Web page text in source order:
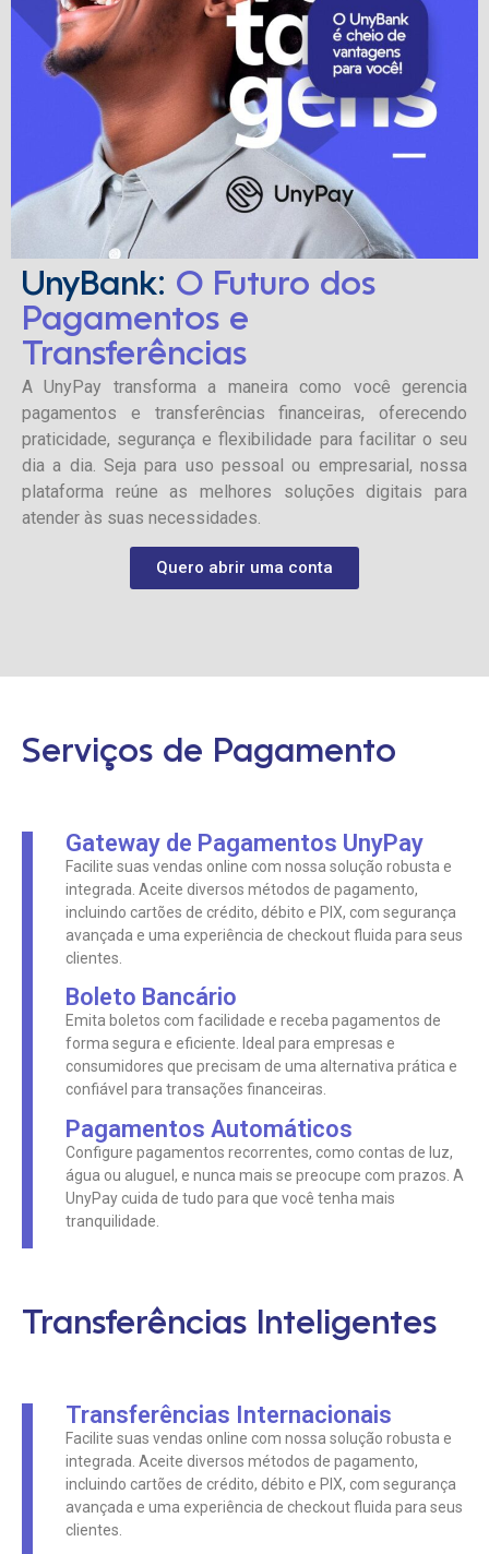
UnyBank: O Futuro dos
Pagamentos e
Transferências
A UnyPay transforma a maneira como você gerencia
pagamentos e transferências financeiras, oferecendo
praticidade, segurança e flexibilidade para facilitar o seu
dia a dia. Seja para uso pessoal ou empresarial, nossa
plataforma reúne as melhores soluções digitais para
atender às suas necessidades.
Quero abrir uma conta
Serviços de Pagamento
Gateway de Pagamentos UnyPay
Facilite suas vendas online com nossa solução robusta e
integrada. Aceite diversos métodos de pagamento,
incluindo cartões de crédito, débito e PIX, com segurança
avançada e uma experiência de checkout fluida para seus
clientes.
Boleto Bancário
Emita boletos com facilidade e receba pagamentos de
forma segura e eficiente. Ideal para empresas e
consumidores que precisam de uma alternativa prática e
confiável para transações financeiras.
Pagamentos Automáticos
Configure pagamentos recorrentes, como contas de luz,
água ou aluguel, e nunca mais se preocupe com prazos. A
UnyPay cuida de tudo para que você tenha mais
tranquilidade.
Transferências Inteligentes
Transferências Internacionais
Facilite suas vendas online com nossa solução robusta e
integrada. Aceite diversos métodos de pagamento,
incluindo cartões de crédito, débito e PIX, com segurança
avançada e uma experiência de checkout fluida para seus
clientes.